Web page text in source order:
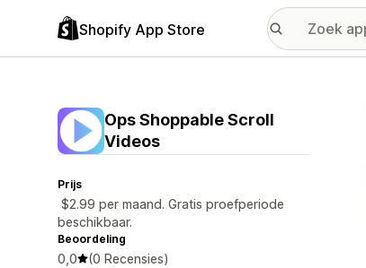
Shopify App Store
Ops Shoppable Scroll
Videos
Prijs
$2.99 per maand. Gratis proefperiode
beschikbaar.
Beoordeling
0,0 (0 Recensies)